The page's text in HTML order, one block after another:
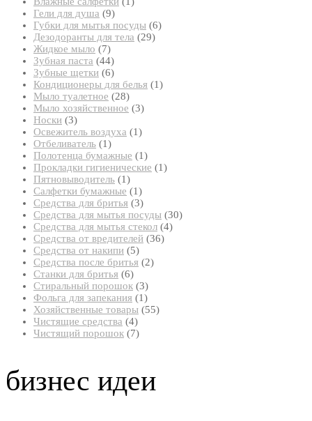
Гели для душа 99
товаров
Губки для мытья посуды 66
Дезодоранты для тела 2929
Жидкое мыло 77
товаров
Зубная паста 4444
товара
Зубные щетки 66
товаров
Кондиционеры для белья 11
Мыло туалетное 2828
товаров
Мыло хозяйственное 33
Носки 33
товара
Освежитель воздуха 11
Отбеливатель 11
товар
Полотенца бумажные 11
товар
Прокладки гигиенические 11
Пятновыводитель 11
товар
Салфетки бумажные 11
товар
Средства для бритья 33
товара
Средства для мытья посуды 3030
Средства для мытья стекол 44
Средства от вредителей 3636
Средства от накипи 55
товаров
Средства после бритья 22
Станки для бритья 66
товаров
Стиральный порошок 33
товара
Фольга для запекания 11
товар
Хозяйственные товары 5555
Чистящие средства 44
товара
Чистящий порошок 77
бизнес идеи